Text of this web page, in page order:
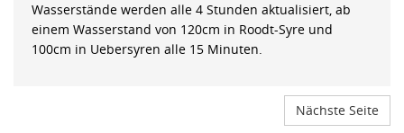
Wasserstände werden alle 4 Stunden aktualisiert, ab
einem Wasserstand von 120cm in Roodt-Syre und
100cm in Uebersyren alle 15 Minuten.
Nächste Seite